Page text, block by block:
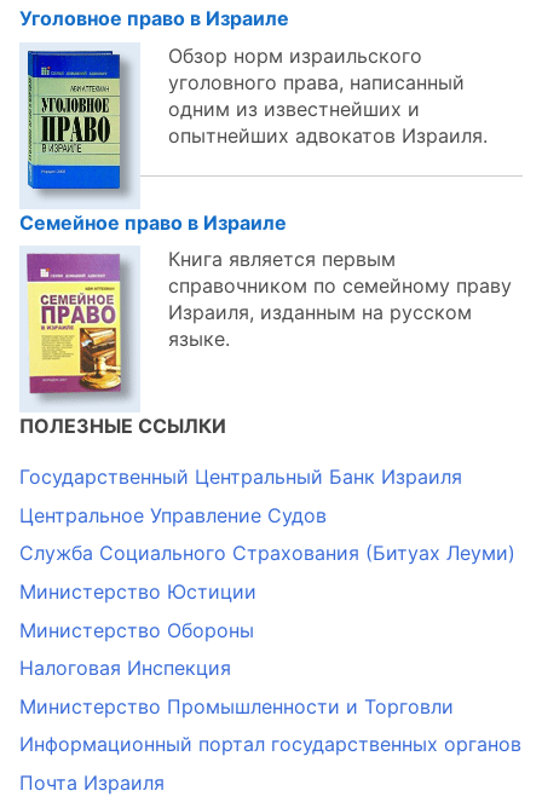
Уголовное право в Израиле
Обзор норм израильского
уголовного права, написанный
одним из известнейших и
опытнейших адвокатов Израиля.
Семейное право в Израиле
Книга является первым
справочником по семейному праву
Израиля, изданным на русском
языке.
ПОЛЕЗНЫЕ ССЫЛКИ
Государственный Центральный Банк Израиля
Центральное Управление Судов
Служба Социального Страхования (Битуах Леуми)
Министерство Юстиции
Министерство Обороны
Налоговая Инспекция
Министерство Промышленности и Торговли
Информационный портал государственных органов
Почта Израиля